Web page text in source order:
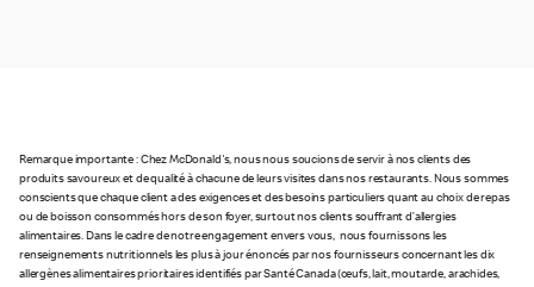
Remarque importante : Chez McDonald's, nous nous soucions de servir à nos clients des
produits savoureux et de qualité à chacune de leurs visites dans nos restaurants. Nous sommes
conscients que chaque client a des exigences et des besoins particuliers quant au choix de repas
ou de boisson consommés hors de son foyer, surtout nos clients souffrant d’allergies
alimentaires. Dans le cadre de notre engagement envers vous, nous fournissons les
renseignements nutritionnels les plus à jour énoncés par nos fournisseurs concernant les dix
allergènes alimentaires prioritaires identifiés par Santé Canada (œufs, lait, moutarde, arachides,